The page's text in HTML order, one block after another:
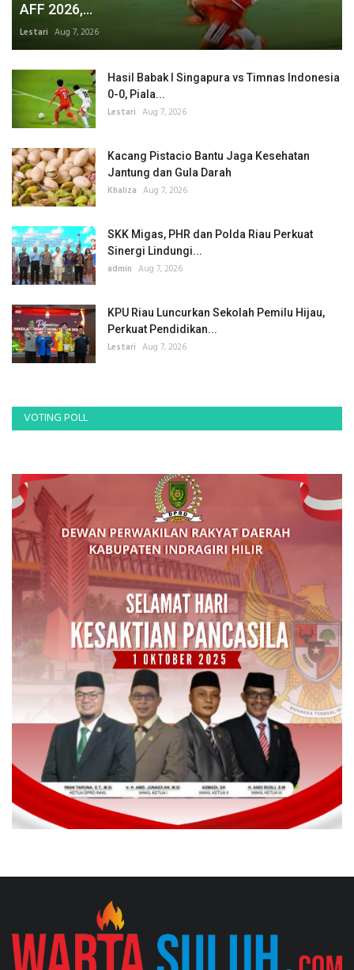
AFF 2026,...
Lestari Aug 7, 2026
Hasil Babak I Singapura vs Timnas Indonesia
0-0, Piala...
Lestari Aug 7, 2026
Kacang Pistacio Bantu Jaga Kesehatan
Jantung dan Gula Darah
Khaliza Aug 7, 2026
SKK Migas, PHR dan Polda Riau Perkuat
Sinergi Lindungi...
admin Aug 7, 2026
KPU Riau Luncurkan Sekolah Pemilu Hijau,
Perkuat Pendidikan...
Lestari Aug 7, 2026
VOTING POLL